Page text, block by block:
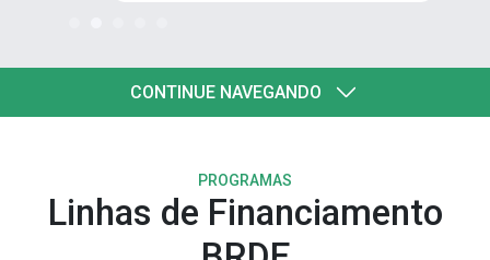
CONTINUE NAVEGANDO
PROGRAMAS
Linhas de Financiamento